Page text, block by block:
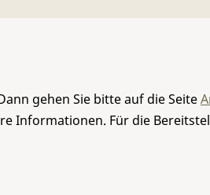
gehen Sie bitte auf die Seite
Informationen. Für die